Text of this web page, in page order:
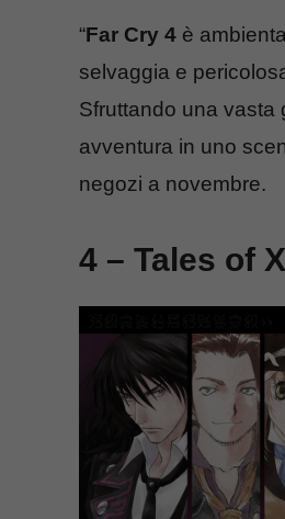
“Far Cry 4 è
selvaggia e
Sfruttando una vasta
avventura in uno
negozi a novembre.
4 – Tales of